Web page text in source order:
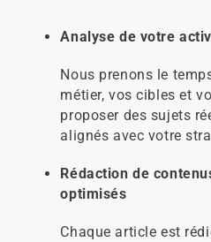
Analyse de votre
Nous prenons le
métier, vos cibles et
proposer des sujets
alignés avec votre
Rédaction de
optimisés
Chaque article est